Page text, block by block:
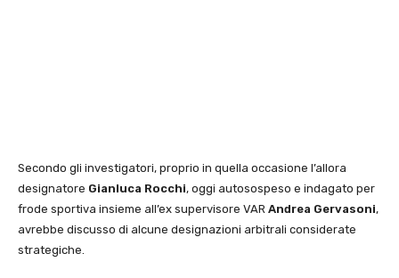
Secondo gli investigatori, proprio in quella occasione l’allora
designatore Gianluca Rocchi, oggi autosospeso e indagato per
frode sportiva insieme all’ex supervisore VAR Andrea Gervasoni,
avrebbe discusso di alcune designazioni arbitrali considerate
strategiche.